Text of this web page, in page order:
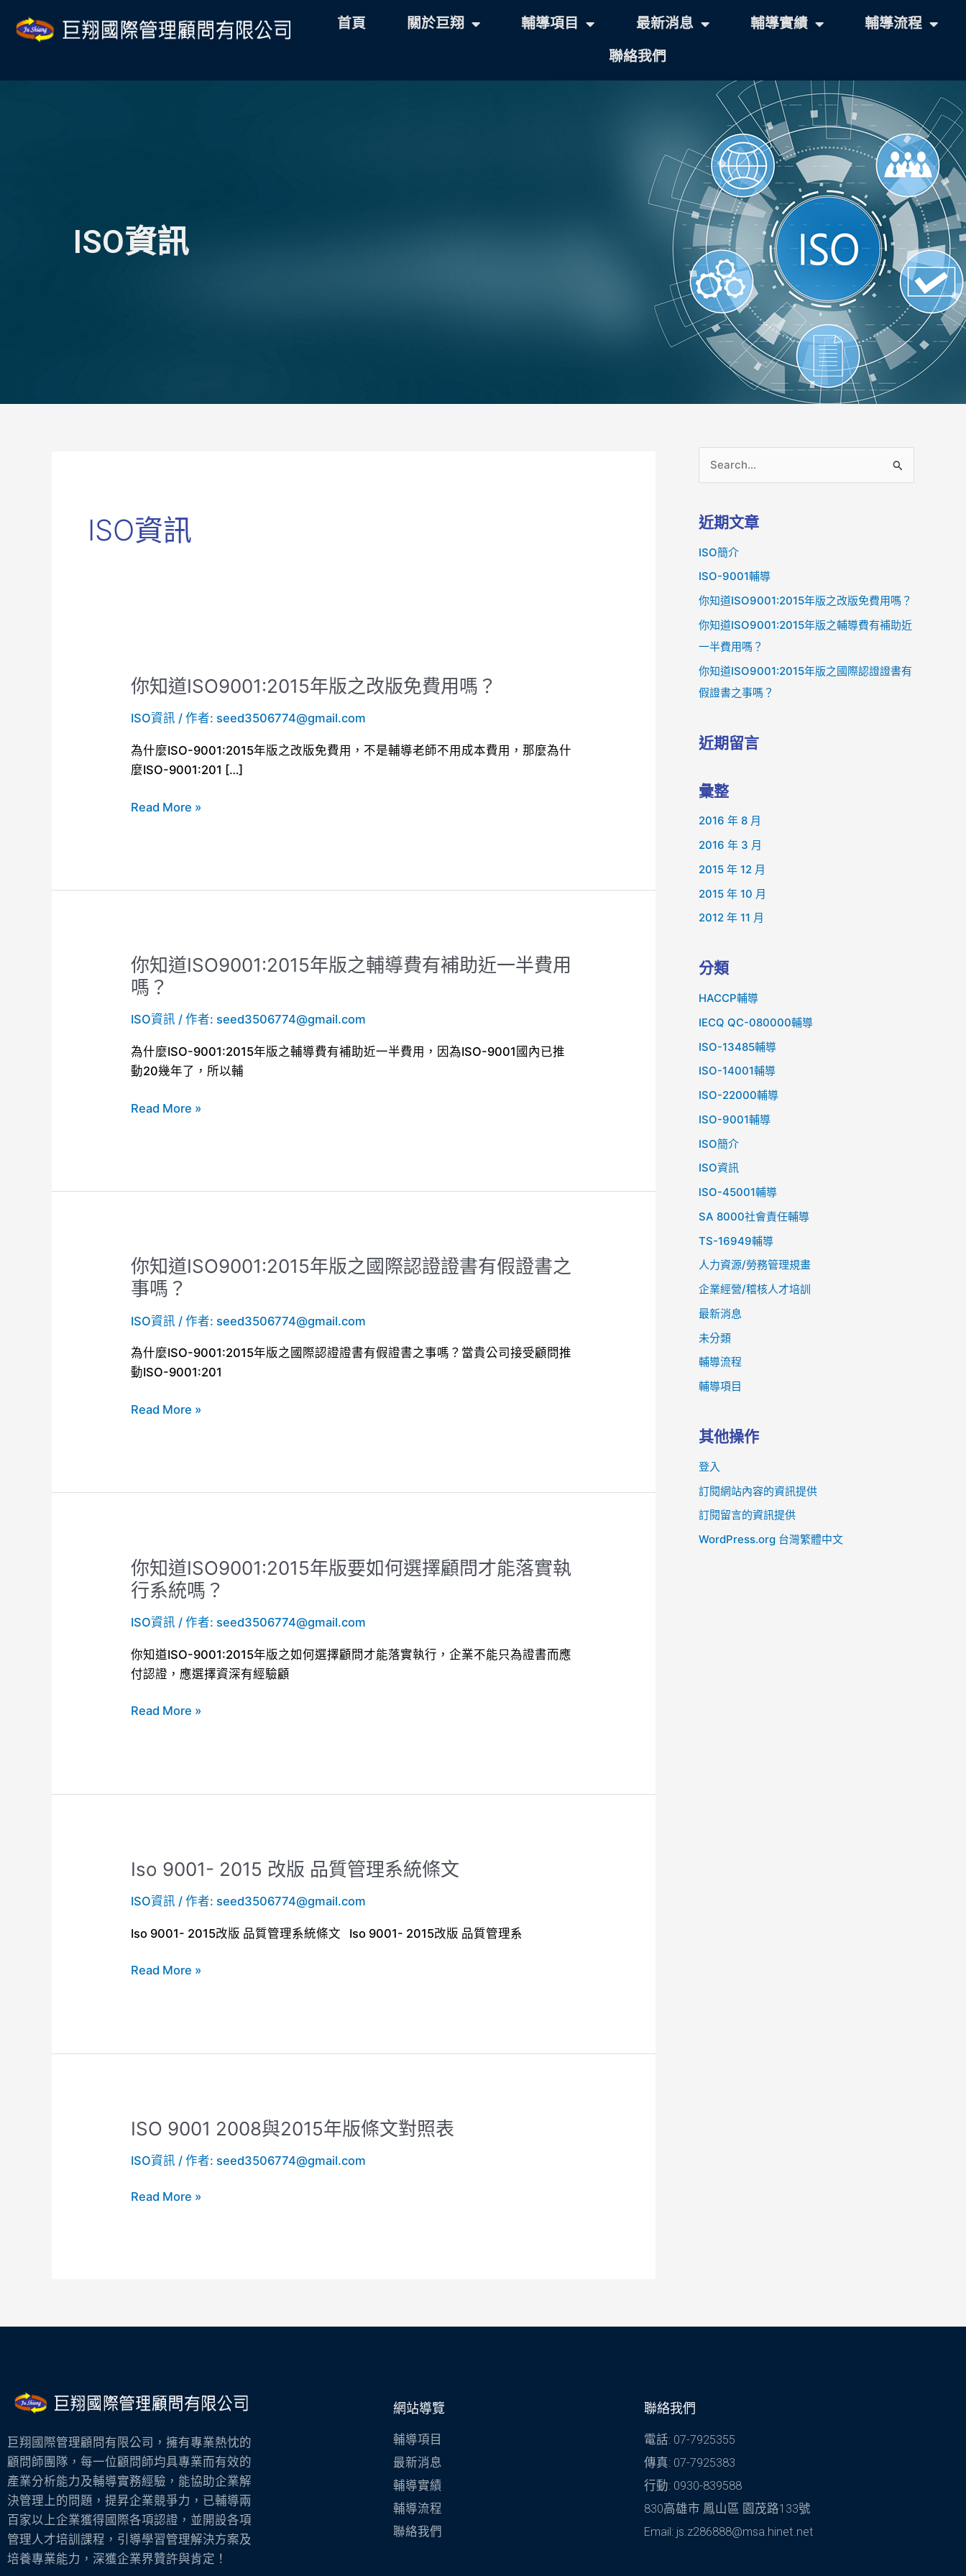
首頁 關於巨翔 輔導項目 最新消息 輔導實績
輔導流程
聯絡我們
ISO資訊
ISO資訊
你知道ISO9001:2015年版之改版免費用嗎？
ISO資訊 / 作者: seed3506774@gmail.com
為什麼ISO-9001:2015年版之改版免費用，不是輔導老師不用成本費用，那麼為什
麼ISO-9001:201 […]
你
道
ISO9001:2015
年
之
Read More »
你知道ISO9001:2015年版之輔導費有補助近一半費用
嗎？
ISO資訊 / 作者: seed3506774@gmail.com
為什麼ISO-9001:2015年版之輔導費有補助近一半費用，因為ISO-9001國內已推
動20幾年了，所以輔
你
知
ISO9001:2015
版
之
導
助
半
費
用
嗎？
Read More »
你知道ISO9001:2015年版之國際認證證書有假證書之
事嗎？
ISO資訊 / 作者: seed3506774@gmail.com
為什麼ISO-9001:2015年版之國際認證證書有假證書之事嗎？當貴公司接受顧問推
動ISO-9001:201
你
知
ISO9001:2015
版
之
際
書
證
書
之
嗎？
Read More »
你知道ISO9001:2015年版要如何選擇顧問才能落實執
行系統嗎？
ISO資訊 / 作者: seed3506774@gmail.com
你知道ISO-9001:2015年版之如何選擇顧問才能落實執行，企業不能只為證書而應
付認證，應選擇資深有經驗顧
你
知
道
ISO9001:2015
版
要
何
問
實
執
系
嗎？
Read More »
Iso 9001- 2015 改版 品質管理系統條文
ISO資訊 / 作者: seed3506774@gmail.com
Iso 9001- 2015改版 品質管理系統條文 Iso 9001- 2015改版 品質管理系
Iso
2015
品
Read More »
ISO 9001 2008與2015年版條文對照表
ISO資訊 / 作者: seed3506774@gmail.com
ISO
2008
2015
Read More »
關
鍵
字
:
近期文章
ISO簡介
ISO-9001輔導
你知道ISO9001:2015年版之改版免費用嗎？
你知道ISO9001:2015年版之輔導費有補助近
一半費用嗎？
你知道ISO9001:2015年版之國際認證證書有
假證書之事嗎？
近期留言
彙整
2016 年 8 月
2016 年 3 月
2015 年 12 月
2015 年 10 月
2012 年 11 月
分類
HACCP輔導
IECQ QC-080000輔導
ISO-13485輔導
ISO-14001輔導
ISO-22000輔導
ISO-9001輔導
ISO簡介
ISO資訊
lSO-45001輔導
SA 8000社會責任輔導
TS-16949輔導
人力資源/勞務管理規畫
企業經營/稽核人才培訓
最新消息
未分類
輔導流程
輔導項目
其他操作
登入
訂閱網站內容的資訊提供
訂閱留言的資訊提供
WordPress.org 台灣繁體中文
巨翔國際管理顧問有限公司，擁有專業熱忱的
顧問師團隊，每一位顧問師均具專業而有效的
產業分析能力及輔導實務經驗，能協助企業解
決管理上的問題，提昇企業競爭力，已輔導兩
百家以上企業獲得國際各項認證，並開設各項
管理人才培訓課程，引導學習管理解決方案及
培養專業能力，深獲企業界贊許與肯定！
網站導覽
輔導項目
最新消息
輔導實績
輔導流程
聯絡我們
聯絡我們
電話: 07-7925355
傳真: 07-7925383
行動: 0930-839588
830高雄市 鳳山區 園茂路133號
Email: js.z286888@msa.hinet.net